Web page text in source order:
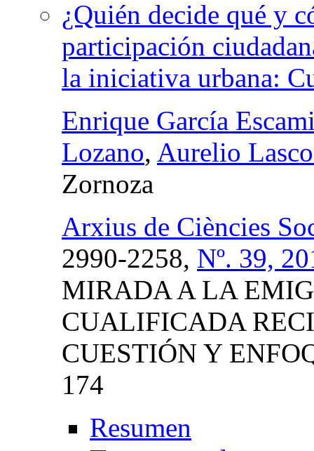
¿Quién decide qué y
participación
la iniciativa urbana:
Enrique García
Lozano, Aurelio
Zornoza
Arxius de Ciències
2990-2258, Nº. 39,
MIRADA A LA
CUALIFICADA
CUESTIÓN Y
174
Resumen